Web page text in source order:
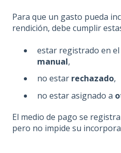
Para que un gasto pueda
rendición, debe cumplir
estar registrado en
manual,
no estar rechazado,
no estar asignado a
El medio de pago se
pero no impide su